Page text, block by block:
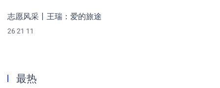
志愿风采丨王瑞：爱的旅途
26 21 11
最热